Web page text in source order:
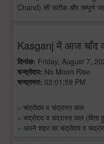
Chand) की सटीक और सम्पूर्ण
Kasganj में आज चाँद
दिनांक: Friday, August 7,
चन्द्रोदय: No Moon Rise
चन्द्रास्त: 02:01:59 PM
» चंद्रोदय व चंद्रास्त कल
» चंद्रोदय व चंद्रास्त कल
» अपने शहर का चंद्रोदय व